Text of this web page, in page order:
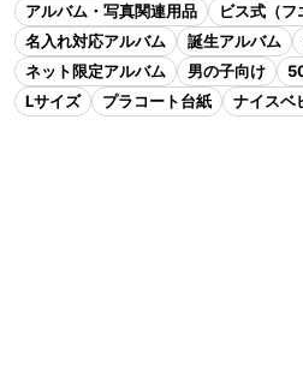
アルバム・写真関連用品
ビス式（フ
名入れ対応アルバム
誕生アルバム
ネット限定アルバム
男の子向け
Lサイズ
プラコート台紙 ナイスベ